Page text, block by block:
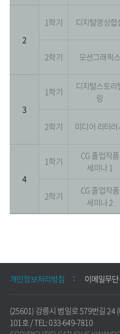
2
1학기 디지털영상합
2학기 모션그래픽스
3
1학기
디지털스토리
링
2학기 미디어 리터러
4
1학기
CG 졸업작품
세미나 1
2학기
CG 졸업작품
세미나 2
개인정보처리방침 이메일무
(25601) 강릉시 범일로 579번길 24
101호 / TEL: 033-649-7810